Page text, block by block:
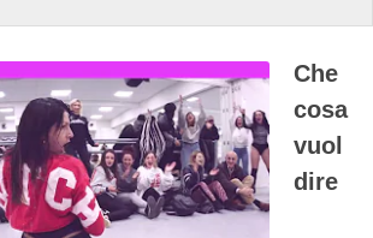
Che
cosa
vuol
dire